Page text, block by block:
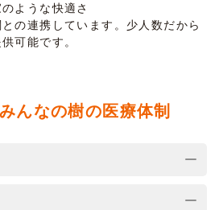
ような快適さ
の連携しています。少人数だから
可能です。
んなの樹の医療体制